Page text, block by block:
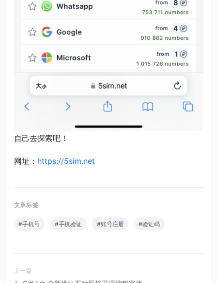
自己去探索吧！
网址： https://5sim.net
#手机号 #手机验证 #账号注册 #验证码